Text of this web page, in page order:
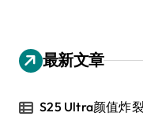
最新文章
S25 Ultra颜值炸